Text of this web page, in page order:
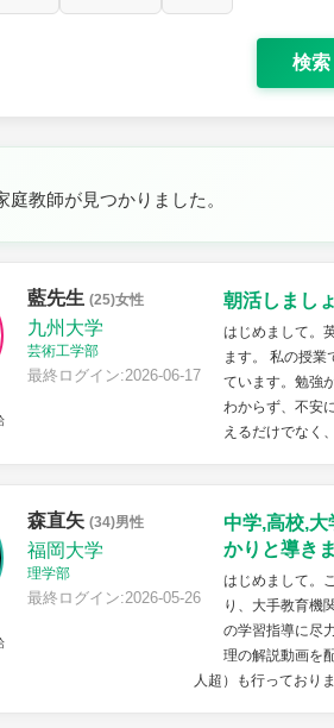
検索
庭教師が見つかりました。
藍先生 (25)女性
九州大学
芸術工学部
最終ログイン:2026-06-17
朝活しまし
はじめまして。
ます。 私の授業
ています。勉強
わからず、不安
えるだけでなく
森直矢 (34)男性
福岡大学
理学部
最終ログイン:2026-05-26
中学,高校,
かりと導き
はじめまして。
り、大手教育機
の学習指導に尽
理の解説動画を
人超）も行っており